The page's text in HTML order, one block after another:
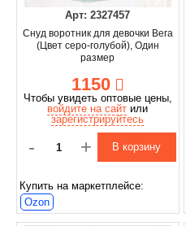
Арт: 2327457
Снуд воротник для девочки Вега
(Цвет серо-голубой), Один
размер
1150
Чтобы увидеть оптовые цены,
войдите на сайт или
зарегистрируйтесь
- + В корзину
Купить на маркетплейсе:
Ozon